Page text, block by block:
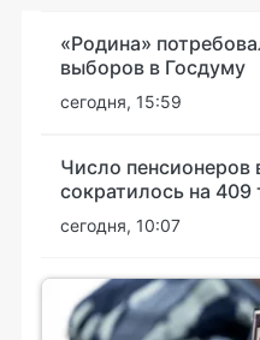
«Родина»
выборов в Госдуму
сегодня, 15:59
Число пенсионеров
сократилось на 409
сегодня, 10:07